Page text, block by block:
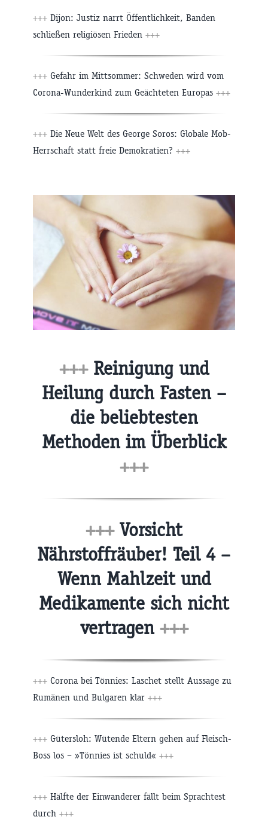
+++ Dijon: Justiz narrt Öffentlichkeit, Banden
schließen religiösen Frieden +++
+++ Gefahr im Mittsommer: Schweden wird vom
Corona-Wunderkind zum Geächteten Europas +++
+++ Die Neue Welt des George Soros: Globale Mob-
Herrschaft statt freie Demokratien? +++
+++Reinigung und
Heilung durch Fasten –
die beliebtesten
Methoden im Überblick
+++
+++Vorsicht
Nährstoffräuber! Teil 4 –
Wenn Mahlzeit und
Medikamente sich nicht
vertragen +++
+++ Corona bei Tönnies: Laschet stellt Aussage zu
Rumänen und Bulgaren klar +++
+++ Gütersloh: Wütende Eltern gehen auf Fleisch-
Boss los – »Tönnies ist schuld« +++
+++ Hälfte der Einwanderer fällt beim Sprachtest
durch +++